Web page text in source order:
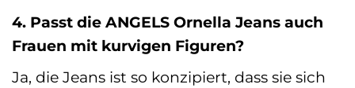
4. Passt die ANGELS Ornella Jeans auch
Frauen mit kurvigen Figuren?
Ja, die Jeans ist so konzipiert, dass sie sich